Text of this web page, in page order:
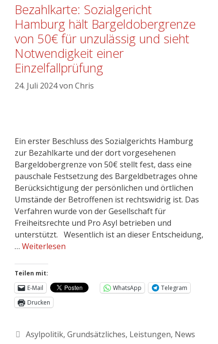
Bezahlkarte: Sozialgericht
Hamburg hält Bargeldobergrenze
von 50€ für unzulässig und sieht
Notwendigkeit einer
Einzelfallprüfung
24. Juli 2024von Chris
Ein erster Beschluss des Sozialgerichts Hamburg
zur Bezahlkarte und der dort vorgesehenen
Bargeldobergrenze von 50€ stellt fest, dass eine
pauschale Festsetzung des Bargeldbetrages ohne
Berücksichtigung der persönlichen und örtlichen
Umstände der Betroffenen ist rechtswidrig ist. Das
Verfahren wurde von der Gesellschaft für
Freiheitsrechte und Pro Asyl betrieben und
unterstützt. Wesentlich ist an dieser Entscheidung,
… Weiterlesen
Teilen mit:
E-Mail
WhatsApp
Telegram
Drucken
Asylpolitik, Grundsätzliches, Leistungen, News